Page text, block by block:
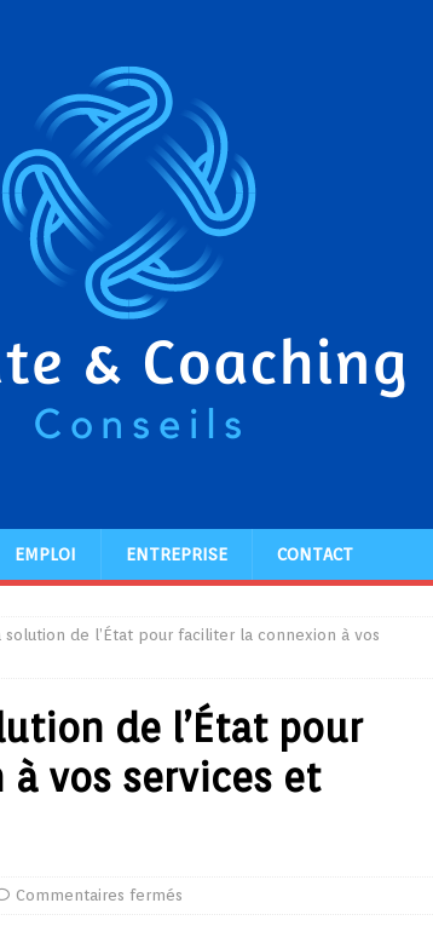
EMPLOI ENTREPRISE CONTACT
solution de l’État pour faciliter la connexion à vos
de l’État pour
vos services et
Commentaires fermés